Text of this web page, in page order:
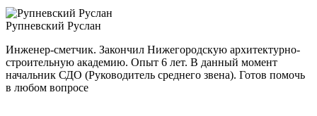
Рупневский Руслан
Инженер-сметчик. Закончил Нижегородскую архитектурно-
строительную академию. Опыт 6 лет. В данный момент
начальник СДО (Руководитель среднего звена). Готов помочь
в любом вопросе